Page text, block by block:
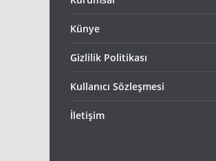
Künye
Gizlilik Politikası
Kullanıcı Sözleşmesi
İletişim